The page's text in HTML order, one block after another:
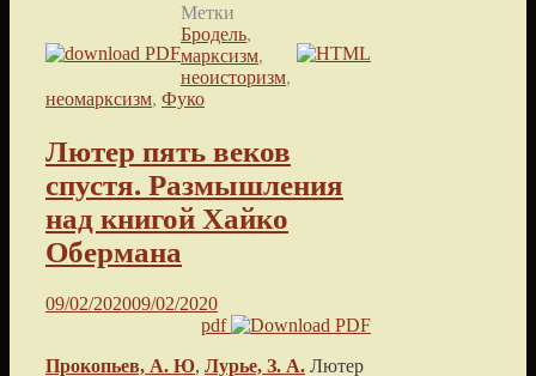
Метки
Бродель,
марксизм,
неоисторизм,
неомарксизм, Фуко
Лютер пять веков
спустя. Размышления
над книгой Хайко
Обермана
09/02/202009/02/2020
pdf
Прокопьев, А. Ю, Лурье, З. А. Лютер